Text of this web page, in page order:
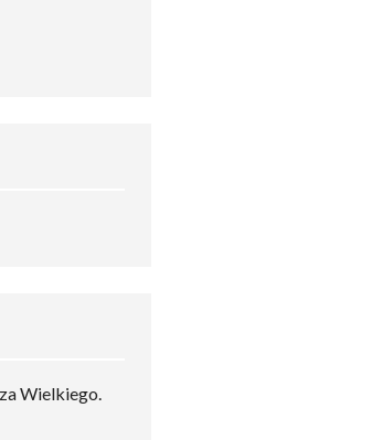
Wielkiego.